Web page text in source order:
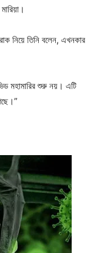
নিয়ে তিনি বলেন, এখনকার
মহামারির শুরু নয়। এটি